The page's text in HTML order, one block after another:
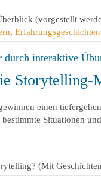
(vorgestellt
,
interaktive
Storytelling-
einen
Situationen
(Mit